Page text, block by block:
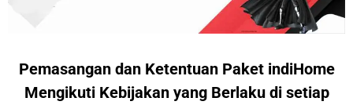
Pemasangan dan Ketentuan Paket indiHome
Mengikuti Kebijakan yang Berlaku di setiap